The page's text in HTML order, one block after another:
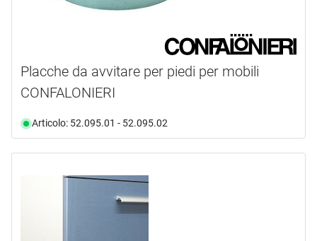
Placche da avvitare per piedi per mobili
CONFALONIERI
Articolo: 52.095.01 - 52.095.02